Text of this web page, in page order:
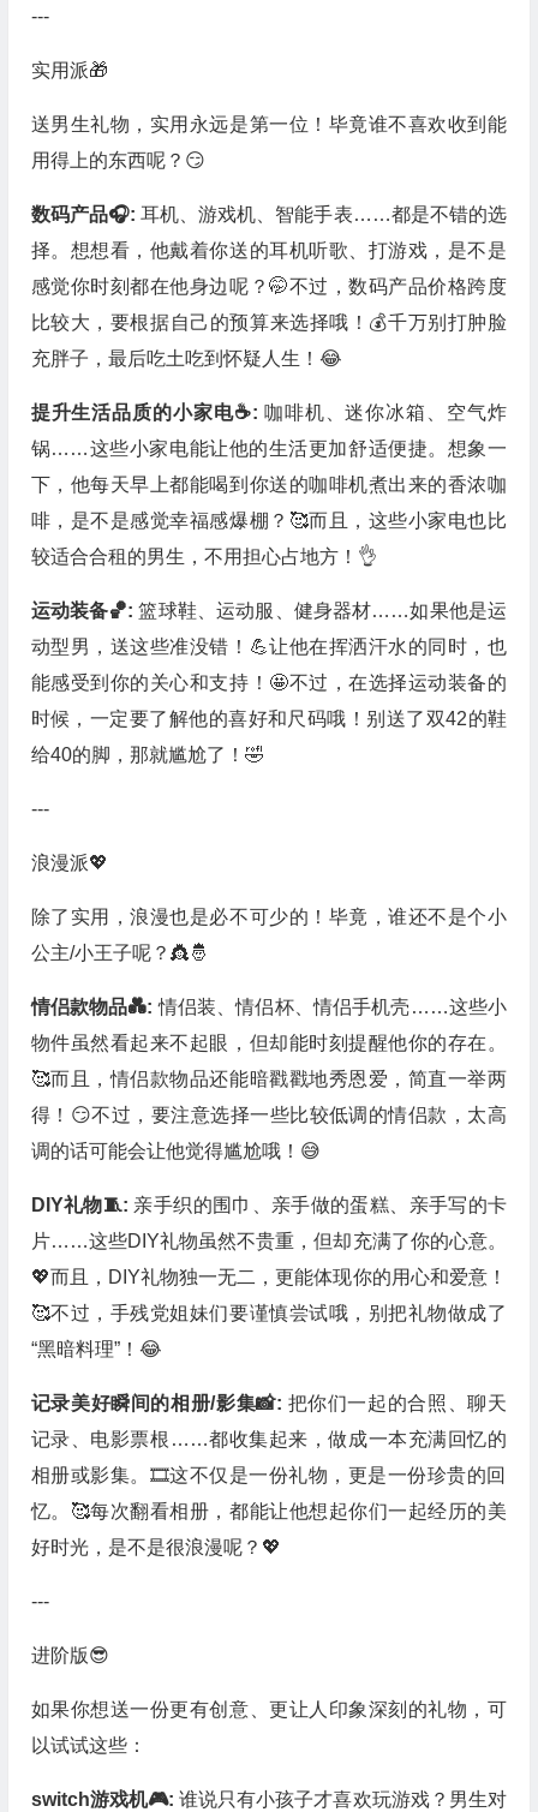
---
实用派🎁
送男生礼物，实用永远是第一位！毕竟谁不喜欢收到能
用得上的东西呢？😏
数码产品🎧: 耳机、游戏机、智能手表……都是不错的选
择。想想看，他戴着你送的耳机听歌、打游戏，是不是
感觉你时刻都在他身边呢？🤭不过，数码产品价格跨度
比较大，要根据自己的预算来选择哦！💰千万别打肿脸
充胖子，最后吃土吃到怀疑人生！😂
提升生活品质的小家电☕: 咖啡机、迷你冰箱、空气炸
锅……这些小家电能让他的生活更加舒适便捷。想象一
下，他每天早上都能喝到你送的咖啡机煮出来的香浓咖
啡，是不是感觉幸福感爆棚？🥰而且，这些小家电也比
较适合合租的男生，不用担心占地方！👌
运动装备🏀:篮球鞋、运动服、健身器材……如果他是运
动型男，送这些准没错！💪让他在挥洒汗水的同时，也
能感受到你的关心和支持！🤩不过，在选择运动装备的
时候，一定要了解他的喜好和尺码哦！别送了双42的鞋
给40的脚，那就尴尬了！🤣
---
浪漫派💖
除了实用，浪漫也是必不可少的！毕竟，谁还不是个小
公主/小王子呢？👸🤴
情侣款物品💑:情侣装、情侣杯、情侣手机壳……这些小
物件虽然看起来不起眼，但却能时刻提醒他你的存在。
🥰而且，情侣款物品还能暗戳戳地秀恩爱，简直一举两
得！😏不过，要注意选择一些比较低调的情侣款，太高
调的话可能会让他觉得尴尬哦！😅
DIY礼物🧵: 亲手织的围巾、亲手做的蛋糕、亲手写的卡
片……这些DIY礼物虽然不贵重，但却充满了你的心意。
💖而且，DIY礼物独一无二，更能体现你的用心和爱意！
🥰不过，手残党姐妹们要谨慎尝试哦，别把礼物做成了
“黑暗料理”！😂
记录美好瞬间的相册/影集📸: 把你们一起的合照、聊天
记录、电影票根……都收集起来，做成一本充满回忆的
相册或影集。🎞️这不仅是一份礼物，更是一份珍贵的回
忆。🥰每次翻看相册，都能让他想起你们一起经历的美
好时光，是不是很浪漫呢？💖
---
进阶版😎
如果你想送一份更有创意、更让人印象深刻的礼物，可
以试试这些：
switch游戏机🎮: 谁说只有小孩子才喜欢玩游戏？男生对